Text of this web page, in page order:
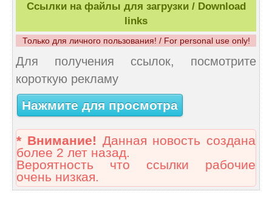
Ссылки на файлы для загрузки / Download
links
Только для личного пользования! / For personal use only!
Для получения ссылок, посмотрите
короткую рекламу
Нажмите для просмотра
* Внимание! Данная новость создана
более 2 лет назад.
Вероятность что ссылки рабочие
очень низкая.